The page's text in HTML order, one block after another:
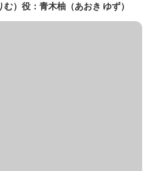
）役：青木柚（あおき ゆず）